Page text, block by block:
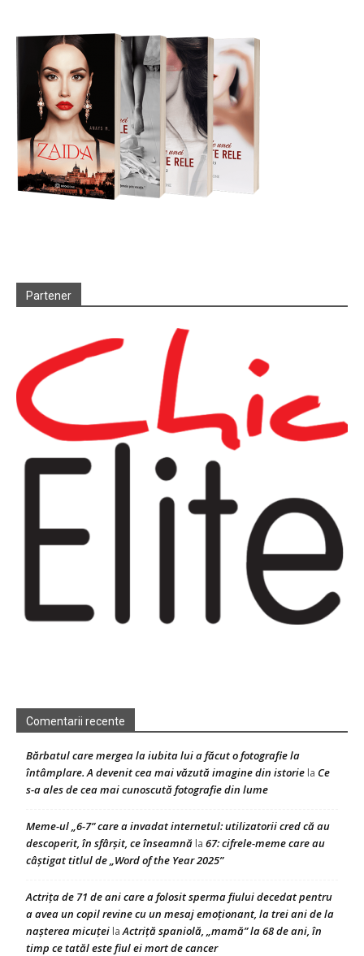
Partener
Comentarii recente
Bărbatul care mergea la iubita lui a făcut o fotografie la
întâmplare. A devenit cea mai văzută imagine din istorie la Ce
s-a ales de cea mai cunoscută fotografie din lume
Meme-ul „6-7” care a invadat internetul: utilizatorii cred că au
descoperit, în sfârșit, ce înseamnă la 67: cifrele-meme care au
câștigat titlul de „Word of the Year 2025”
Actrița de 71 de ani care a folosit sperma fiului decedat pentru
a avea un copil revine cu un mesaj emoționant, la trei ani de la
nașterea micuței laActriță spaniolă, „mamă” la 68 de ani, în
timp ce tatăl este fiul ei mort de cancer